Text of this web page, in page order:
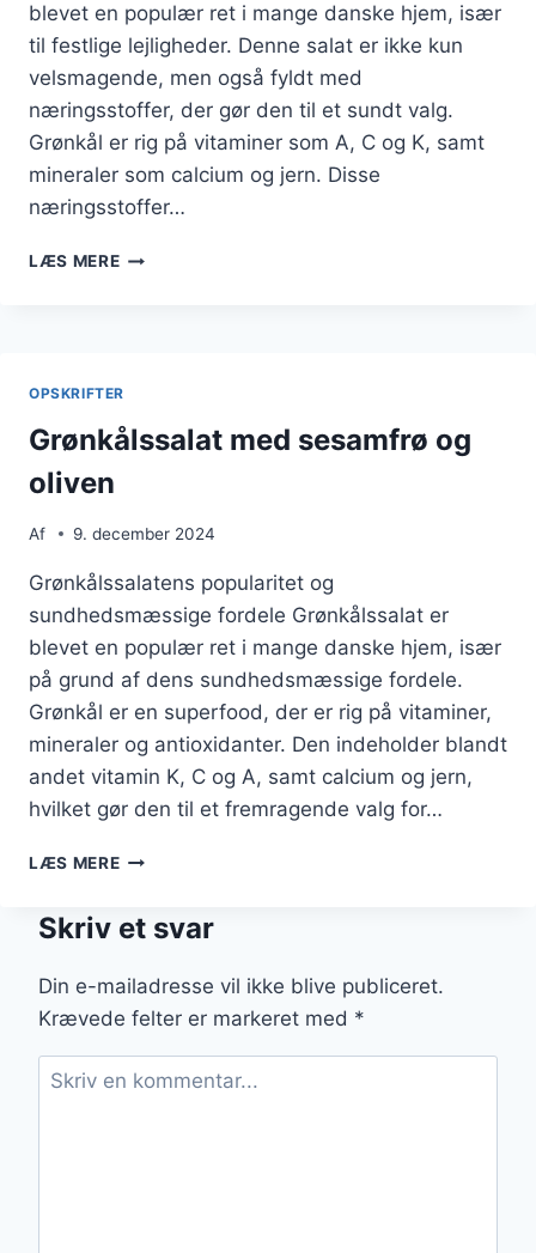
blevet en populær ret i mange danske hjem, især
til festlige lejligheder. Denne salat er ikke kun
velsmagende, men også fyldt med
næringsstoffer, der gør den til et sundt valg.
Grønkål er rig på vitaminer som A, C og K, samt
mineraler som calcium og jern. Disse
næringsstoffer…
LÆS MEREGRØNKÅLSSALAT
OPSKRIFTER
Grønkålssalat med sesamfrø og
oliven
Af 9. december 2024
Grønkålssalatens popularitet og
sundhedsmæssige fordele Grønkålssalat er
blevet en populær ret i mange danske hjem, især
på grund af dens sundhedsmæssige fordele.
Grønkål er en superfood, der er rig på vitaminer,
mineraler og antioxidanter. Den indeholder blandt
andet vitamin K, C og A, samt calcium og jern,
hvilket gør den til et fremragende valg for…
LÆS MEREGRØNKÅLSSALAT
OG
Skriv et svar
Din e-mailadresse vil ikke blive publiceret.
Krævede felter er markeret med *